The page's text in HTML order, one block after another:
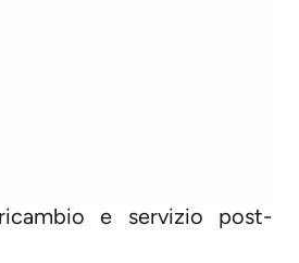
e servizio post-